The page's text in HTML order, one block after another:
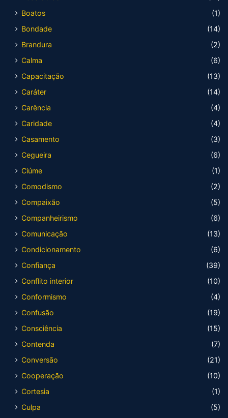
Boatos
(1)
Bondade
(14)
Brandura
(2)
Calma
(6)
Capacitação
(13)
Caráter
(14)
Carência
(4)
Caridade
(4)
Casamento
(3)
Cegueira
(6)
Ciúme
(1)
Comodismo
(2)
Compaixão
(5)
Companheirismo
(6)
Comunicação
(13)
Condicionamento
(6)
Confiança
(39)
Conflito interior
(10)
Conformismo
(4)
Confusão
(19)
Consciência
(15)
Contenda
(7)
Conversão
(21)
Cooperação
(10)
Cortesia
(1)
Culpa
(5)